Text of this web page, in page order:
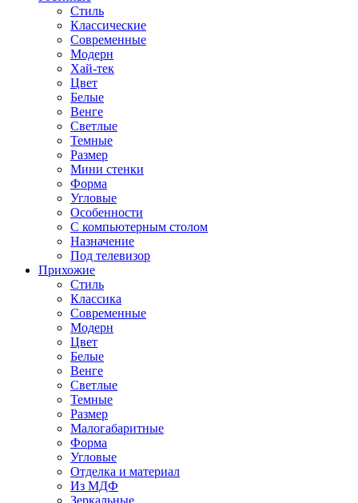
Стиль
Классические
Современные
Модерн
Хай-тек
Цвет
Белые
Венге
Светлые
Темные
Размер
Мини стенки
Форма
Угловые
Особенности
С компьютерным столом
Назначение
Под телевизор
Прихожие
Стиль
Классика
Современные
Модерн
Цвет
Белые
Венге
Светлые
Темные
Размер
Малогабаритные
Форма
Угловые
Отделка и материал
Из МДФ
Зеркальные